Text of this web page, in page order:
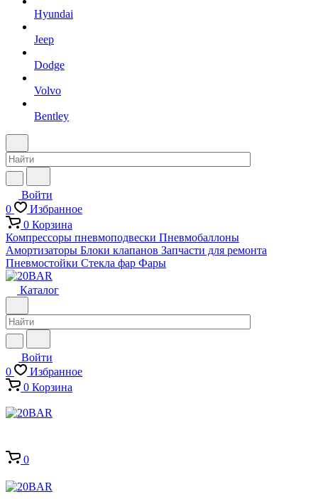
Hyundai
Jeep
Dodge
Volvo
Bentley
Войти
0
Избранное
0 Корзина
Компрессоры пневмоподвески Пневмобаллоны
Амортизаторы Блоки клапанов Запчасти для ремонта
Пневмостойки Стекла фар Фары
Каталог
Войти
0
Избранное
0 Корзина
0